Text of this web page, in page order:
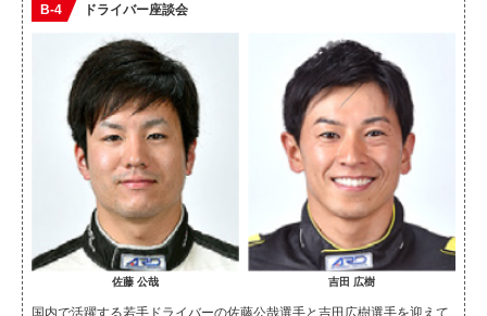
B-4 ドライバー座談会
佐藤 公哉 吉田 広樹
国内で活躍する若手ドライバーの佐藤公哉選手と吉田広樹選手を迎えて